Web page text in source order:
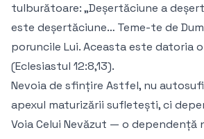
tulburătoare: „Deșertăciune a
este deșertăciune… Teme-te de
poruncile Lui. Aceasta este datoria
(Eclesiastul 12:8,13).
Nevoia de sfințire Astfel, nu
apexul maturizării sufletești, ci
Voia Celui Nevăzut — o